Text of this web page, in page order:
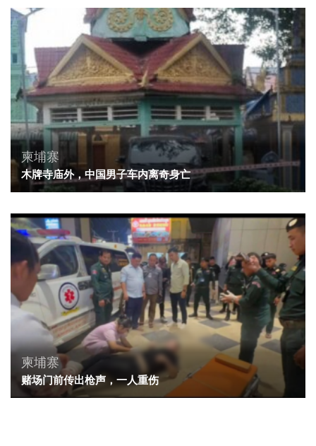
柬埔寨
木牌寺庙外，中国男子车内离奇身亡
柬埔寨
赌场门前传出枪声，一人重伤